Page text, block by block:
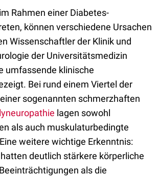
Rahmen einer Diabetes-
können verschiedene Ursachen
Wissenschaftler der Klinik und
der Universitätsmedizin
umfassende klinische
Bei rund einem Viertel der
sogenannten schmerzhaften
lagen sowohl
als auch muskulaturbedingte
weitere wichtige Erkenntnis:
deutlich stärkere körperliche
als die